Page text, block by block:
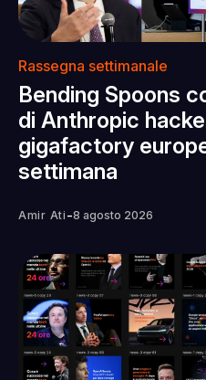
Rassegna settimanale
Bending Spoons
di Anthropic
gigafactory
settimana
Amir Ati -8 agosto 2026